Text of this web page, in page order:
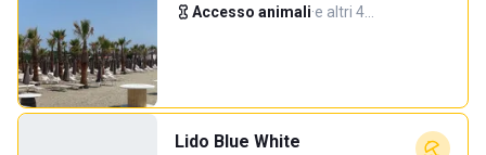
Accesso animali·e altri 4…
Lido Blue White